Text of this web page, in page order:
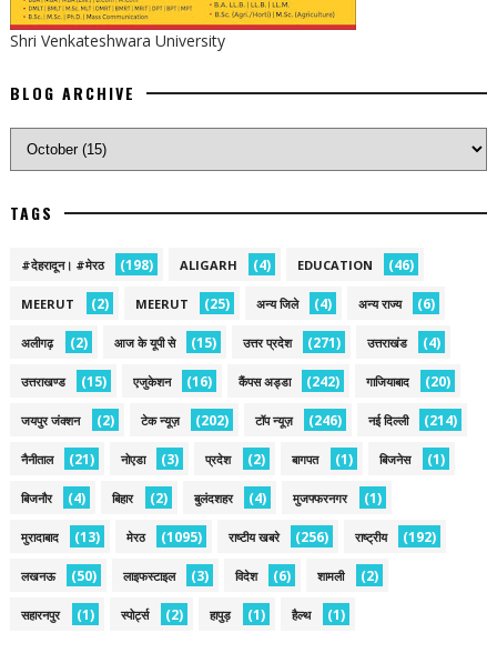
Shri Venkateshwara University
BLOG ARCHIVE
TAGS
#देहरादून। #मेरठ (198) ALIGARH (4) EDUCATION (46)
MEERUT (2) MEERUT (25) अन्य जिले (4) अन्य राज्य (6)
अलीगढ़ (2) आज के यूपी से (15) उत्तर प्रदेश (271) उत्तराखंड (4)
उत्तराखण्ड (15) एजुकेशन (16) कैंपस अड्डा (242) गाजियाबाद (20)
जयपुर जंक्शन (2) टेक न्यूज़ (202) टॉप न्यूज़ (246) नई द‍िल्ली (214)
नैनीताल (21) नोएडा (3) प्रदेश (2) बागपत (1) बिजनेस (1)
बिजनौर (4) बिहार (2) बुलंदशहर (4) मुजफ्फरनगर (1)
मुरादाबाद (13) मेरठ (1095) राष्टीय खबरे (256) राष्ट्रीय (192)
लखनऊ (50) लाइफस्टाइल (3) विदेश (6) शामली (2)
सहारनपुर (1) स्पोर्ट्स (2) हापुड़ (1) हैल्थ (1)